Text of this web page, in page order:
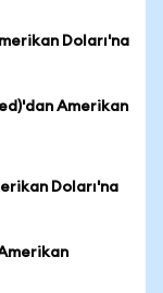
Doları'na
Amerikan
Doları'na